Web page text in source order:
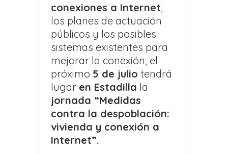
conexiones a Internet,
los planes de actuación
públicos y los posibles
sistemas existentes para
mejorar la conexión, el
próximo 5 de julio tendrá
lugar en Estadilla la
jornada “Medidas
contra la despoblación:
vivienda y conexión a
Internet”.